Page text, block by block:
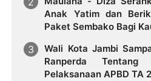
Anak Yatim dan
Paket Sembako Bagi
Wali Kota Jambi
Ranperda Tentang
Pelaksanaan APBD TA